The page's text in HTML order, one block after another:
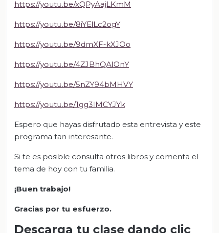
https://youtu.be/xQPyAajLKmM
https://youtu.be/8iYElLc2ogY
https://youtu.be/9dmXF-kXJOo
https://youtu.be/4ZJBhQAlOnY
https://youtu.be/5nZY94bMHVY
https://youtu.be/1gg3IMCYJYk
Espero que hayas disfrutado esta entrevista y este
programa tan interesante.
Si te es posible consulta otros libros y comenta el
tema de hoy con tu familia.
¡Buen trabajo!
Gracias por tu esfuerzo.
Descarga tu clase dando clic